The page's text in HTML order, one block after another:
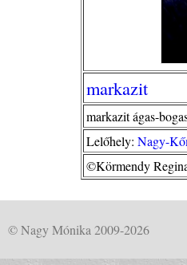
markazit
markazit ágas-
Lelőhely: Nagy-
©Körmendy
© Nagy Mónika 2009-2026